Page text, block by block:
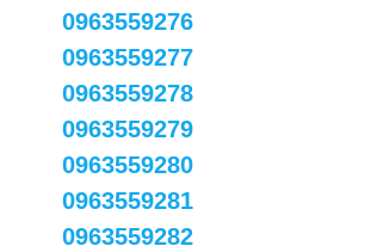
0963559276
0963559277
0963559278
0963559279
0963559280
0963559281
0963559282